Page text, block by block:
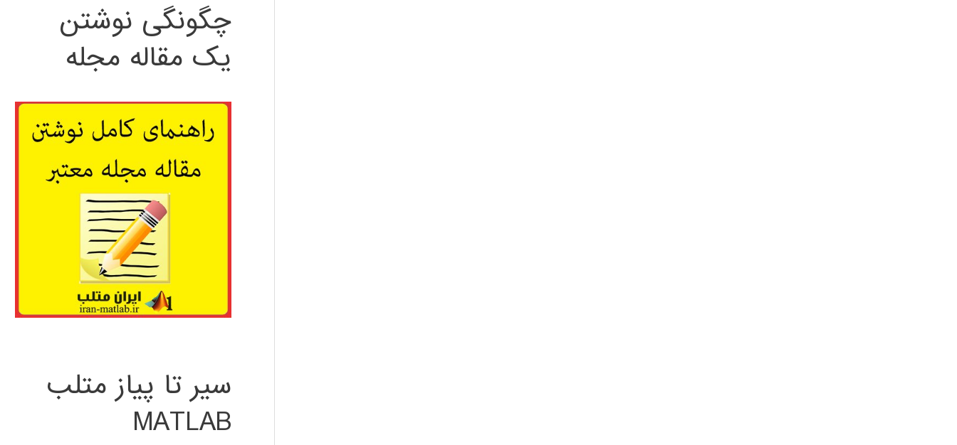
چگونگی نوشتن
یک مقاله مجله
سیر تا پیاز متلب
MATLAB